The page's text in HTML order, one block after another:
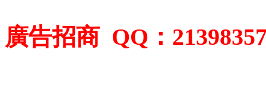
廣告招商 QQ：